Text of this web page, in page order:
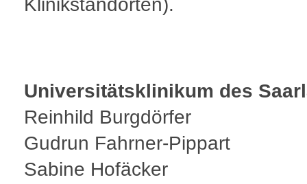
Klinikstandorten).
Universitätsklinikum des
Reinhild Burgdörfer
Gudrun Fahrner-Pippart
Sabine Hofäcker